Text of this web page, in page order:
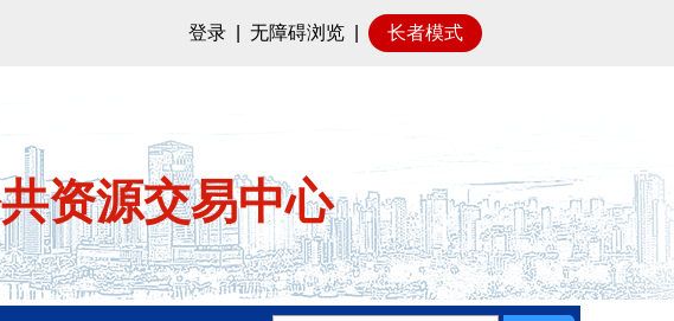
登录 无障碍浏览 长者模式
资源交易中心